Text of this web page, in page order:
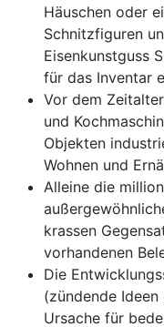
Häuschen oder
Schnitzfiguren
Eisenkunstguss
für das Inventar
Vor dem
und
Objekten
Wohnen und
Alleine die
krassen
vorhandenen
Die
(zündende
Ursache für